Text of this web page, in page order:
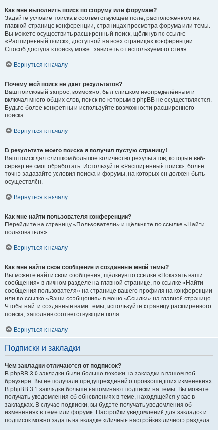
Как мне выполнить поиск по форуму или форумам?
Задайте условие поиска в соответствующем поле, расположенном на
главной странице конференции, страницах просмотра форума или темы.
Вы можете осуществить расширенный поиск, щёлкнув по ссылке
«Расширенный поиск», доступной на всех страницах конференции.
Способ доступа к поиску может зависеть от используемого стиля.
Вернуться к началу
Почему мой поиск не даёт результатов?
Ваш поисковый запрос, возможно, был слишком неопределённым и
включал много общих слов, поиск по которым в phpBB не осуществляется.
Будьте более конкретны и используйте возможности расширенного
поиска.
Вернуться к началу
В результате моего поиска я получил пустую страницу!
Ваш поиск дал слишком большое количество результатов, которые веб-
сервер не смог обработать. Используйте «Расширенный поиск», более
точно задавайте условия поиска и форумы, на которых он должен быть
осуществлён.
Вернуться к началу
Как мне найти пользователя конференции?
Перейдите на страницу «Пользователи» и щёлкните по ссылке «Найти
пользователя».
Вернуться к началу
Как мне найти свои сообщения и созданные мной темы?
Вы можете найти свои сообщения, щёлкнув по ссылке «Показать ваши
сообщения» в личном разделе на главной странице, по ссылке «Найти
сообщения пользователя» на странице вашего профиля на конференции
или по ссылке «Ваши сообщения» в меню «Ссылки» на главной странице.
Чтобы найти созданные вами темы, используйте страницу расширенного
поиска, заполнив соответствующие поля.
Вернуться к началу
Подписки и закладки
Чем закладки отличаются от подписок?
В phpBB 3.0 закладки были больше похожи на закладки в вашем веб-
браузере. Вы не получали предупреждений о произошедших изменениях.
В phpBB 3.1 закладки больше напоминают подписки на темы. Вы можете
получать уведомления об обновлениях в теме, находящейся у вас в
закладках. В случае подписки, вы будете получать уведомления об
изменениях в теме или форуме. Настройки уведомлений для закладок и
подписок можно задать на вкладке «Личные настройки» личного раздела.